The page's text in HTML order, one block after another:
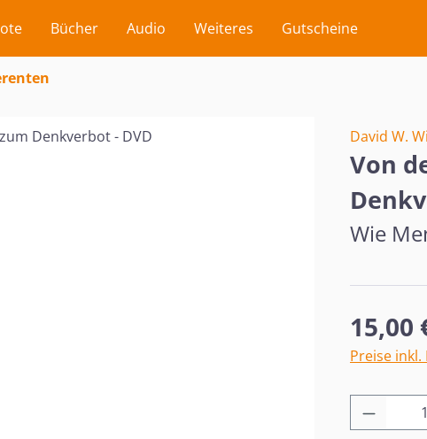
Bücher Audio Weiteres Gutscheine
David W.
Von
Wie
Regulärer
15,00
Preise inkl.